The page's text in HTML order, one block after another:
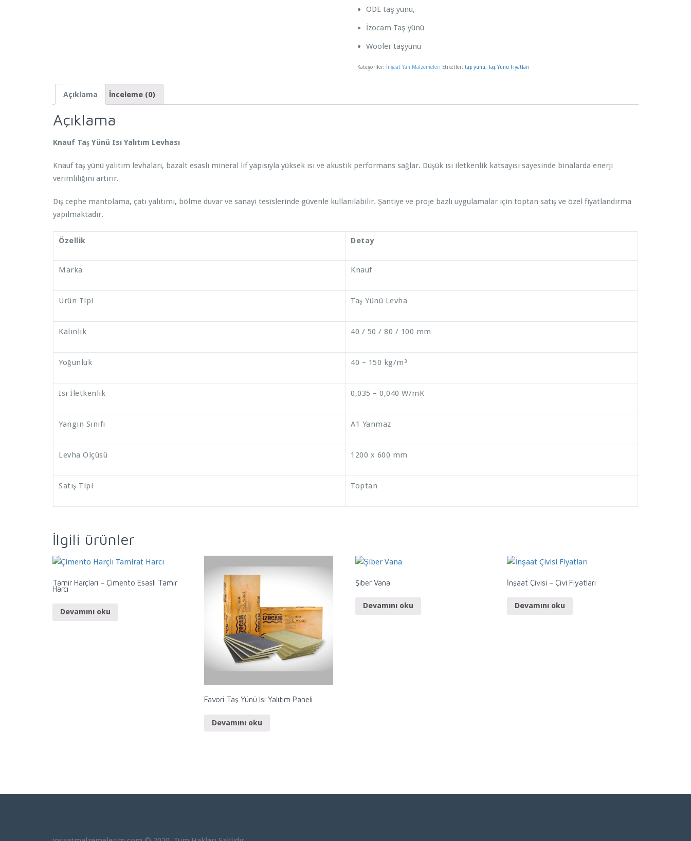
ODE taş yünü,
İzocam Taş yünü
Wooler taşyünü
Kategoriler: İnşaat Yan Malzemeleri Etiketler: taş yünü, Taş Yünü Fiyatları
Açıklama İnceleme (0)
Açıklama
Knauf Taş Yünü Isı Yalıtım Levhası
Knauf taş yünü yalıtım levhaları, bazalt esaslı mineral lif yapısıyla yüksek ısı ve akustik performans sağlar. Düşük ısı iletkenlik katsayısı sayesinde binalarda enerji
verimliliğini artırır.
Dış cephe mantolama, çatı yalıtımı, bölme duvar ve sanayi tesislerinde güvenle kullanılabilir. Şantiye ve proje bazlı uygulamalar için toptan satış ve özel fiyatlandırma
yapılmaktadır.
Özellik Detay
Marka Knauf
Ürün Tipi Taş Yünü Levha
Kalınlık 40 / 50 / 80 / 100 mm
Yoğunluk 40 – 150 kg/m³
Isı İletkenlik 0,035 – 0,040 W/mK
Yangın Sınıfı A1 Yanmaz
Levha Ölçüsü 1200 x 600 mm
Satış Tipi Toptan
İlgili ürünler
Tamir Harçları – Çimento Esaslı Tamir
Harcı
Devamını oku
Favori Taş Yünü Isı Yalıtım Paneli
Devamını oku
Şiber Vana
Devamını oku
İnşaat Çivisi – Çivi Fiyatları
Devamını oku